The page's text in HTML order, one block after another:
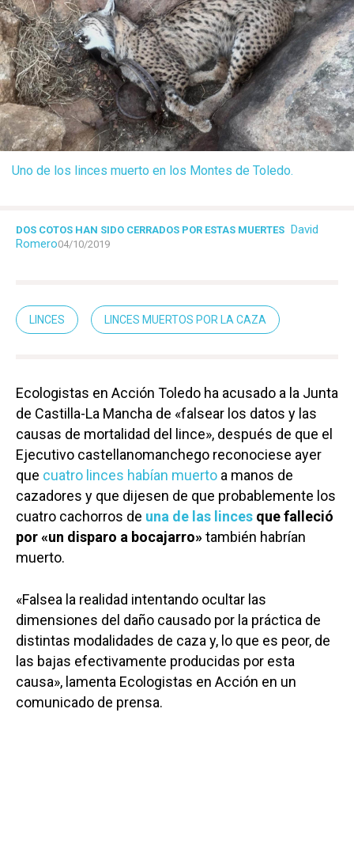
Uno de los linces muerto en los Montes de Toledo.
DOS COTOS HAN SIDO CERRADOS POR ESTAS MUERTES David
Romero04/10/2019
LINCES LINCES MUERTOS POR LA CAZA
Ecologistas en Acción Toledo ha acusado a la Junta
de Castilla-La Mancha de «falsear los datos y las
causas de mortalidad del lince», después de que el
Ejecutivo castellanomanchego reconociese ayer
que cuatro linces habían muerto a manos de
cazadores y que dijesen de que probablemente los
cuatro cachorros de una de las linces que falleció
por «un disparo a bocajarro»también habrían
muerto.
«Falsea la realidad intentando ocultar las
dimensiones del daño causado por la práctica de
distintas modalidades de caza y, lo que es peor, de
las bajas efectivamente producidas por esta
causa», lamenta Ecologistas en Acción en un
comunicado de prensa.